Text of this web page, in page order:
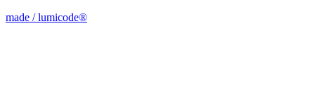
made / lumicode®